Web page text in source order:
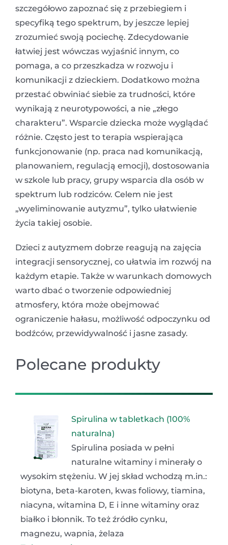
szczegółowo zapoznać się z przebiegiem i
specyfiką tego spektrum, by jeszcze lepiej
zrozumieć swoją pociechę. Zdecydowanie
łatwiej jest wówczas wyjaśnić innym, co
pomaga, a co przeszkadza w rozwoju i
komunikacji z dzieckiem. Dodatkowo można
przestać obwiniać siebie za trudności, które
wynikają z neurotypowości, a nie „złego
charakteru”. Wsparcie dziecka może wyglądać
różnie. Często jest to terapia wspierająca
funkcjonowanie (np. praca nad komunikacją,
planowaniem, regulacją emocji), dostosowania
w szkole lub pracy, grupy wsparcia dla osób w
spektrum lub rodziców. Celem nie jest
„wyeliminowanie autyzmu”, tylko ułatwienie
życia takiej osobie.
Dzieci z autyzmem dobrze reagują na zajęcia
integracji sensorycznej, co ułatwia im rozwój na
każdym etapie. Także w warunkach domowych
warto dbać o tworzenie odpowiedniej
atmosfery, która może obejmować
ograniczenie hałasu, możliwość odpoczynku od
bodźców, przewidywalność i jasne zasady.
Polecane produkty
Spirulina w tabletkach (100%
naturalna)
Spirulina posiada w pełni
naturalne witaminy i minerały o
wysokim stężeniu. W jej skład wchodzą m.in.:
biotyna, beta-karoten, kwas foliowy, tiamina,
niacyna, witamina D, E i inne witaminy oraz
białko i błonnik. To też źródło cynku,
magnezu, wapnia, żelaza